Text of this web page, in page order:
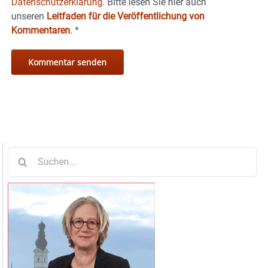
unseren Leitfaden für die Veröffentlichung von
Kommentaren. *
nach: